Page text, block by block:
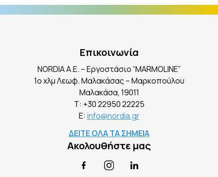
Επικοινωνία
NORDIA A.E. – Εργοστάσιο “MARMOLINE”
1ο χλμ Λεωφ. Μαλακάσας – Μαρκοπούλου
Mαλακάσα, 19011
Τ: +30 22950 22225
E:info@nordia.gr
ΔΕΙΤΕ ΟΛΑ ΤΑ ΣΗΜΕΙΑ
Ακολουθήστε μας
FacebookInstagramLinkedIn